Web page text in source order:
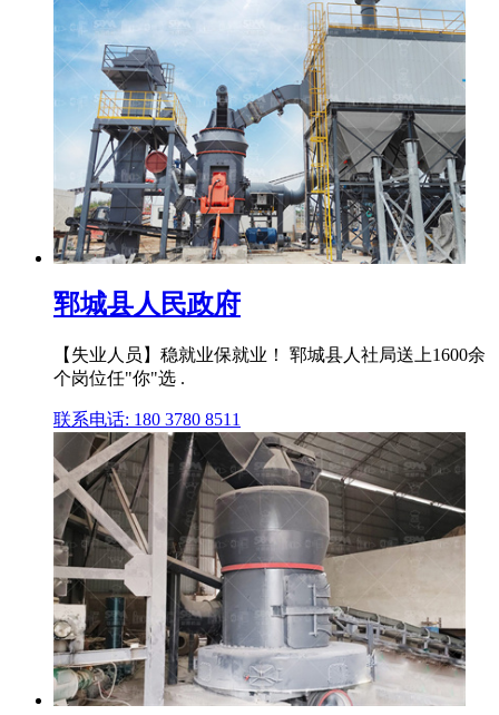
郓城县人民政府
【失业人员】稳就业保就业！ 郓城县人社局送上1600余
个岗位任"你"选 .
联系电话: 180 3780 8511